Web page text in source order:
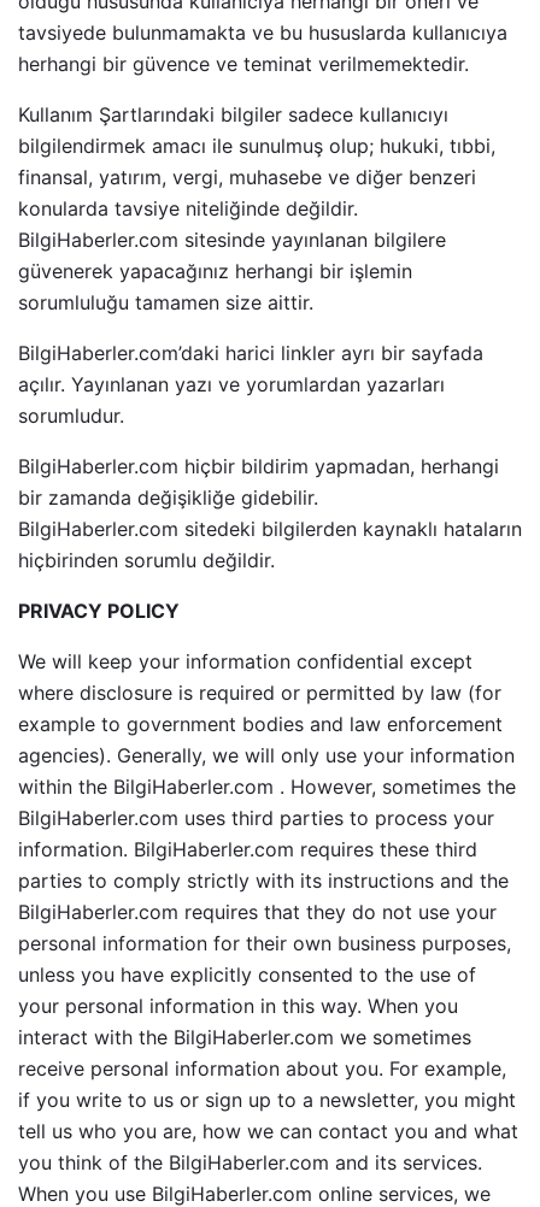
tavsiyede bulunmamakta ve bu hususlarda kullanıcıya
herhangi bir güvence ve teminat verilmemektedir.
Kullanım Şartlarındaki bilgiler sadece kullanıcıyı
bilgilendirmek amacı ile sunulmuş olup; hukuki, tıbbi,
finansal, yatırım, vergi, muhasebe ve diğer benzeri
konularda tavsiye niteliğinde değildir.
BilgiHaberler.com sitesinde yayınlanan bilgilere
güvenerek yapacağınız herhangi bir işlemin
sorumluluğu tamamen size aittir.
BilgiHaberler.com’daki harici linkler ayrı bir sayfada
açılır. Yayınlanan yazı ve yorumlardan yazarları
sorumludur.
BilgiHaberler.com hiçbir bildirim yapmadan, herhangi
bir zamanda değişikliğe gidebilir.
BilgiHaberler.com sitedeki bilgilerden kaynaklı hataların
hiçbirinden sorumlu değildir.
PRIVACY POLICY
We will keep your information confidential except
where disclosure is required or permitted by law (for
example to government bodies and law enforcement
agencies). Generally, we will only use your information
within the BilgiHaberler.com . However, sometimes the
BilgiHaberler.com uses third parties to process your
information. BilgiHaberler.com requires these third
parties to comply strictly with its instructions and the
BilgiHaberler.com requires that they do not use your
personal information for their own business purposes,
unless you have explicitly consented to the use of
your personal information in this way. When you
interact with the BilgiHaberler.com we sometimes
receive personal information about you. For example,
if you write to us or sign up to a newsletter, you might
tell us who you are, how we can contact you and what
you think of the BilgiHaberler.com and its services.
When you use BilgiHaberler.com online services, we